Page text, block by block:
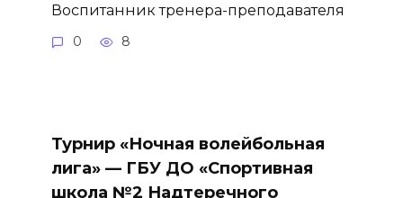
Воспитанник тренера-преподавателя
0 8
Турнир «Ночная волейбольная
лига» — ГБУ ДО «Спортивная
школа №2 Надтеречного